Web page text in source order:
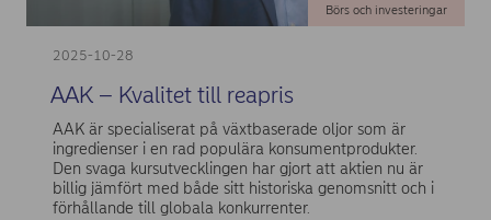
2025-10-28
Börs och investeringar
AAK – Kvalitet till reapris
AAK är specialiserat på växtbaserade oljor som är
ingredienser i en rad populära konsumentprodukter.
Den svaga kursutvecklingen har gjort att aktien nu är
billig jämfört med både sitt historiska genomsnitt och i
förhållande till globala konkurrenter.